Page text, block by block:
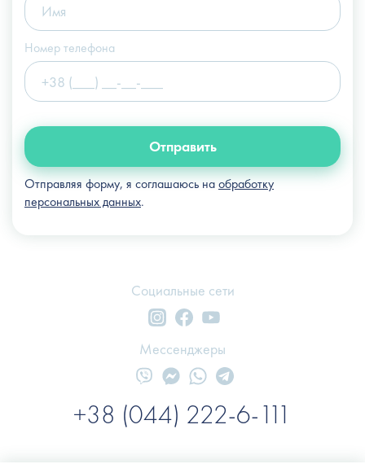
Номер телефона
Отправить
Отправляя форму, я соглашаюсь наобработку
персональных данных.
Социальные сети
+38 (044) 222-6-111
Мессенджеры